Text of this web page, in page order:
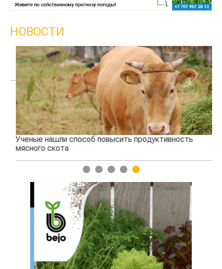
НОВОСТИ
Ученые нашли способ повысить продуктивность
мясного скота
1 2 3 4 5